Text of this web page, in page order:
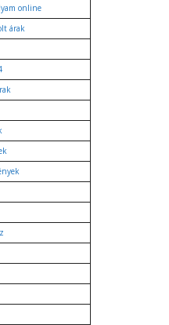
online
árak